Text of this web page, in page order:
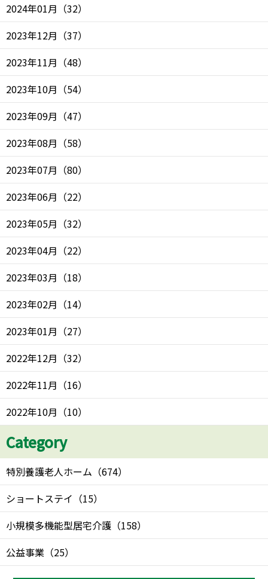
2024年01月 （32）
2023年12月 （37）
2023年11月 （48）
2023年10月 （54）
2023年09月 （47）
2023年08月 （58）
2023年07月 （80）
2023年06月 （22）
2023年05月 （32）
2023年04月 （22）
2023年03月 （18）
2023年02月 （14）
2023年01月 （27）
2022年12月 （32）
2022年11月 （16）
2022年10月 （10）
Category
特別養護老人ホーム （674）
ショートステイ （15）
小規模多機能型居宅介護 （158）
公益事業 （25）